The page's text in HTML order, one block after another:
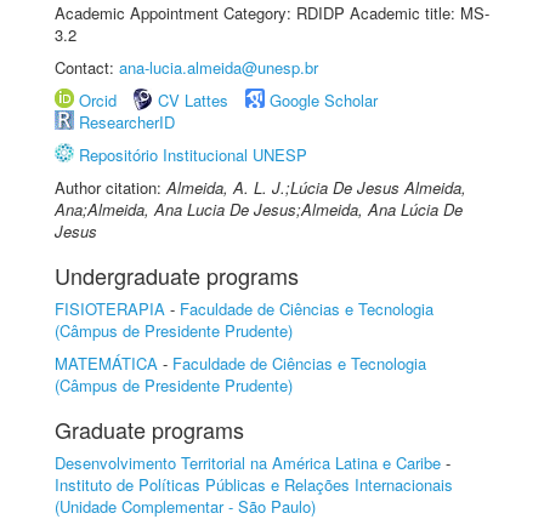
Academic Appointment Category: RDIDP Academic title: MS-
3.2
Contact: ana-lucia.almeida@unesp.br
Orcid
CV Lattes
Google Scholar
ResearcherID
Repositório Institucional UNESP
Author citation:Almeida, A. L. J.;Lúcia De Jesus Almeida,
Ana;Almeida, Ana Lucia De Jesus;Almeida, Ana Lúcia De
Jesus
Undergraduate programs
FISIOTERAPIA - Faculdade de Ciências e Tecnologia
(Câmpus de Presidente Prudente)
MATEMÁTICA - Faculdade de Ciências e Tecnologia
(Câmpus de Presidente Prudente)
Graduate programs
Desenvolvimento Territorial na América Latina e Caribe -
Instituto de Políticas Públicas e Relações Internacionais
(Unidade Complementar - São Paulo)